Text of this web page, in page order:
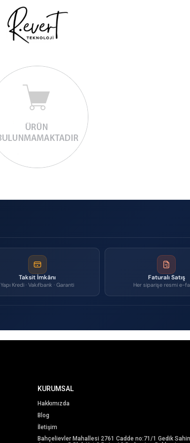
Taksit İmkânı
Yapı Kredi · Vakıfbank · Garanti
Faturalı Satış
Her siparişe resmi e-
KURUMSAL
Hakkımızda
Blog
İletişim
Bahçelievler Mahallesi 2761 Cadde no:71/1 Gedik Sahin